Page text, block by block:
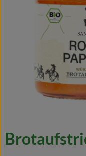
Naturkost
Kosmetik &
Angebote & Neues
VINCE Weine